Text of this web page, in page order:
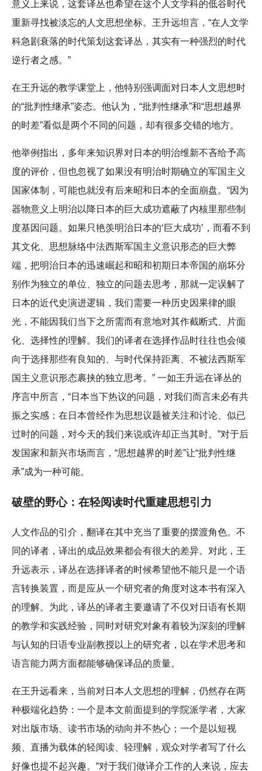
意义上来说，这套译丛也希望在这个人文学科的低谷时代
重新寻找被淡忘的人文思想坐标。王升远坦言，“在人文学
科急剧衰落的时代策划这套译丛，其实有一种强烈的时代
逆行者之感。”
在王升远的教学课堂上，他特别强调面对日本人文思想时
的“批判性继承”姿态。他认为，“批判性继承”和“思想越界
的时差”看似是两个不同的问题，却有很多交错的地方。
他举例指出，多年来知识界对日本的明治维新不吝给予高
度的评价，但也忽视了如果没有明治时期确立的军国主义
国家体制，可能也就没有后来昭和日本的全面崩盘。“因为
器物意义上明治以降日本的巨大成功遮蔽了内核里那些制
度基因问题。如果只艳羡明治日本的‘巨大成功’，而看不到
其文化、思想脉络中法西斯军国主义意识形态的巨大弊
端，把明治日本的迅速崛起和昭和初期日本帝国的崩坏分
别作为独立的单位、独立的问题去思考，那就一定误解了
日本的近代史演进逻辑，我们需要一种历史因果律的眼
光，不能因我们当下之所需而有意地对其作截断式、片面
化、选择性的理解。我们的译者在选择作品时往往也会倾
向于选择那些有良知的、与时代保持距离、不被法西斯军
国主义意识形态裹挟的独立思考。” 一如王升远在译丛的
序言中所言，“日本当下热议的问题，对我们而言未必有共
振之实感；在日本曾经作为思想议题被关注和讨论、似已
过时的问题，对今天的我们来说或许却正当其时。”对于后
发国家和新兴市场而言，“思想越界的时差”让“批判性继
承”成为一种可能。
破壁的野心：在轻阅读时代重建思想引力
人文作品的引介，翻译在其中充当了重要的摆渡角色。不
同的译者，译出的成品效果都会有很大的差异。对此，王
升远表示，译丛在选择译者的时候希望他不能只是一个语
言转换装置，而是应从一个研究者的角度对这本书有深入
的理解。为此，译丛的译者主要邀请了不仅对日语有长期
的教学和实践经验，同时对研究对象有着较为深刻的理解
与认知的日语专业副教授以上的研究者，以在学术思考和
语言能力两方面都能够确保译品的质量。
在王升远看来，当前对日本人文思想的理解，仍然存在两
种极端化趋势：一个是本文前面提到的学院派学者，大家
对出版市场、读书市场的动向并不热心；一个是以短视
频、直播为载体的轻阅读、轻理解，观众对学者写了什么
好像也提不起兴趣。“对于我们做译介工作的人来说，应去